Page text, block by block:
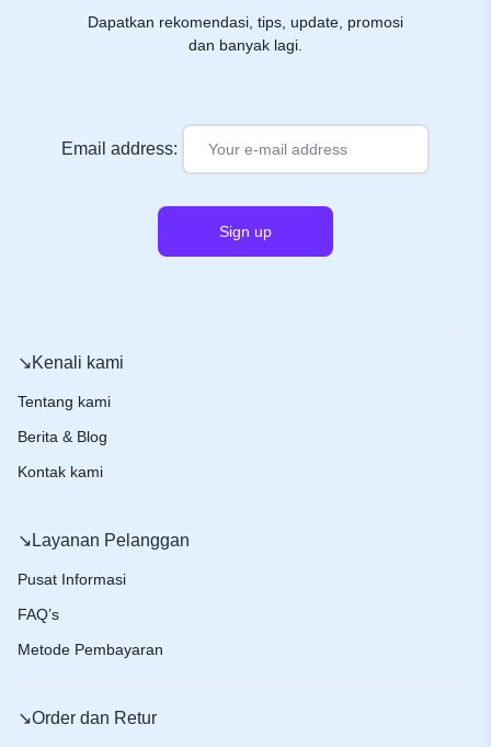
Dapatkan rekomendasi, tips, update, promosi
dan banyak lagi.
Email address:
↘️Kenali kami
Tentang kami
Berita & Blog
Kontak kami
↘️Layanan Pelanggan
Pusat Informasi
FAQ’s
Metode Pembayaran
↘️Order dan Retur